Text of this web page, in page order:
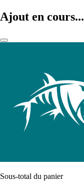
Ajout en cours...
Sous-total du panier